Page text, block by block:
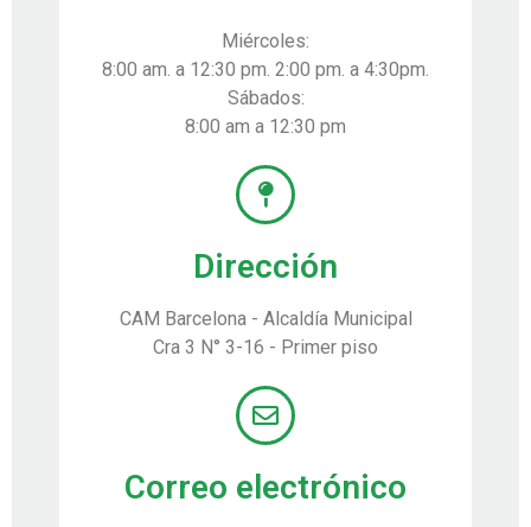
Miércoles:
8:00 am. a 12:30 pm. 2:00 pm. a 4:30pm.
Sábados:
8:00 am a 12:30 pm
Dirección
CAM Barcelona - Alcaldía Municipal
Cra 3 N° 3-16 - Primer piso
Correo electrónico